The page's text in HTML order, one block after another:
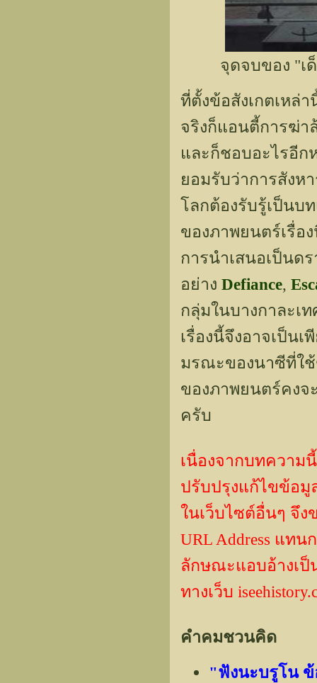
จุดจบของ "เ
ที่ตั้งข้อสังเกตเหล่
จริงก็แอนตี้การฆ่า
และก็ชอบอะไรอีก
ยอมรับว่าการสังห
โลกต้องรับรู้เป็นบ
ของภาพยนตร์เรื่
การนำเสนอเป็นด
อย่าง Defiance,
กลุ่มในบางกาละเ
เรื่องนี้จึงอาจเป็นเ
มรณะของนาซีที่ใ
ของภาพยนตร์คงจ
ครับ
เนื่องจากบทความ
ปรับปรุงแก้ไขข้อมู
ในเว็บไซต์อื่นๆ จึง
URL Address แท
ลักษณะแอบอ้างเป็
ทางเว็บ
คำคมชวนคิด
"ฟังนะบรูโน ข้